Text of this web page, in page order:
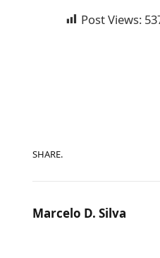
Post Views:
SHARE.
Marcelo D. Silva